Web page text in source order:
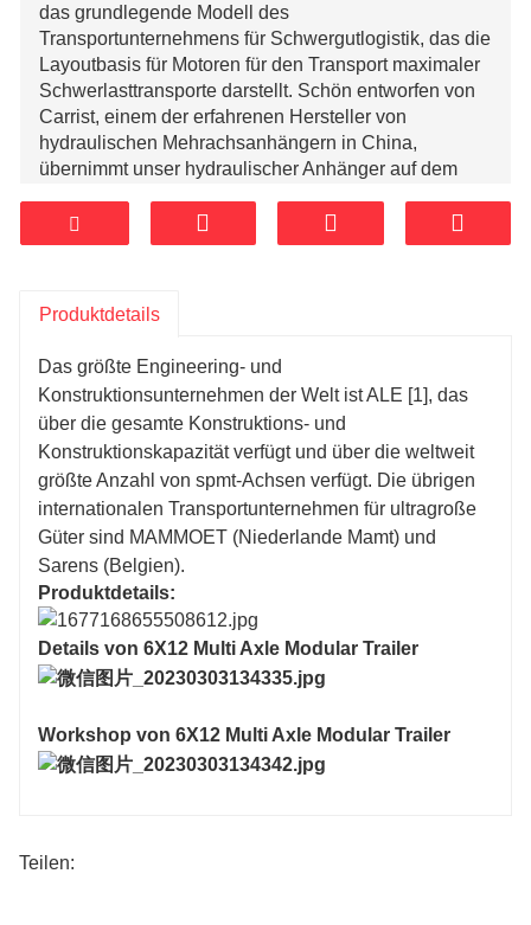
das grundlegende Modell des
Transportunternehmens für Schwergutlogistik, das die
Layoutbasis für Motoren für den Transport maximaler
Schwerlasttransporte darstellt. Schön entworfen von
Carrist, einem der erfahrenen Hersteller von
hydraulischen Mehrachsanhängern in China,
übernimmt unser hydraulischer Anhänger auf dem
grundlegende Traktionsführung, hydraulisches
Heben, Drei-Faktor- oder 4-Punkt-Unterstützung,
Anhänger kann absolut mit Nicolas Mede Anhänger
Hydraulische mehrachsige Carrist ctm Collection-
Anhänger für den Transport von übergroßen und
übergewichtigen Frachten, die auseinanderfallen.
Modulare hydraulische Sammelanhänger, die zu
einem Gewicht von 45 Haufen bis zu 2200 Tonnen
verschiedener Sammlungen zusammengebaut
werden können.
Produktdetails
Das größte Engineering- und
Konstruktionsunternehmen der Welt ist ALE [1], das
über die gesamte Konstruktions- und
Konstruktionskapazität verfügt und über die weltweit
größte Anzahl von spmt-Achsen verfügt. Die übrigen
internationalen Transportunternehmen für ultragroße
Güter sind MAMMOET (Niederlande Mamt) und
Sarens (Belgien).
Produktdetails:
Details von 6X12 Multi Axle Modular Trailer
Workshop von 6X12 Multi Axle Modular Trailer
Teilen: